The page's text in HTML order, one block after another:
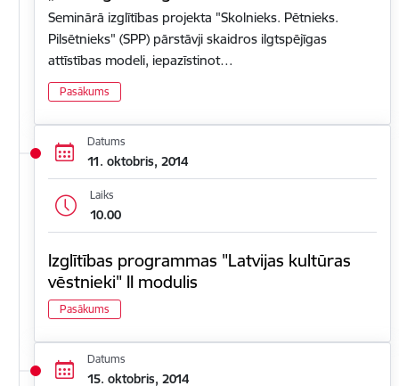
Seminārā izglītības projekta "Skolnieks. Pētnieks.
Pilsētnieks" (SPP) pārstāvji skaidros ilgtspējīgas
attīstības modeli, iepazīstinot…
Pasākums
Datums
11. oktobris, 2014
Laiks
10.00
Izglītības programmas "Latvijas kultūras
vēstnieki" II modulis
Pasākums
Datums
15. oktobris, 2014